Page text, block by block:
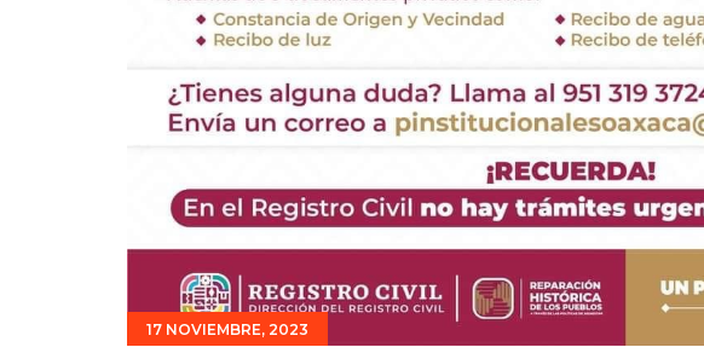
17 NOVIEMBRE, 2023